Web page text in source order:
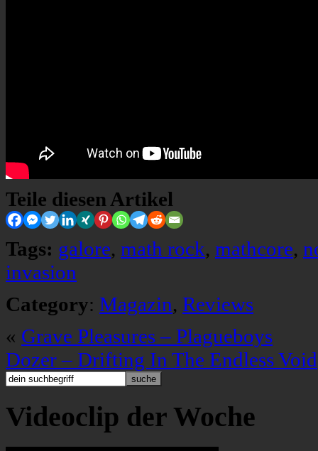
Teile diesen Artikel
Tags: galore, math rock, mathcore,
invasion
Category: Magazin, Reviews
« Grave Pleasures – Plagueboys
Dozer – Drifting In The Endless Void
Videoclip der Woche